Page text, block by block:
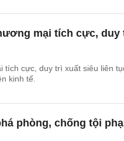
mại tích cực, duy
cực, duy trì xuất siêu liên
kinh tế.
phòng, chống tội